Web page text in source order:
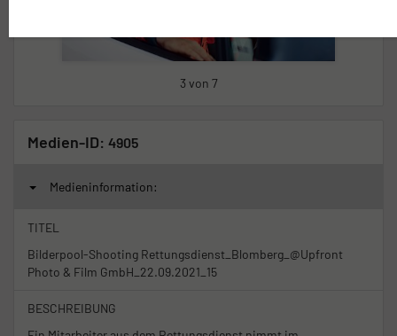
3 von 7
Medien-ID: 4905
Medieninformation:
TITEL
Bilderpool-Shooting Rettungsdienst_Blomberg_@Upfront
Photo & Film GmbH_22.09.2021_15
BESCHREIBUNG